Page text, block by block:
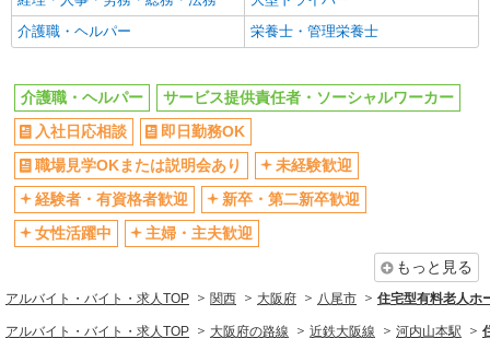
派遣社員
株式会社kotrio /●OS-H2-2161516
経験よりも人柄が大事！グループホーム
STAFF＊50代主婦も活躍中
時給1550円〜2187円 ＜日払い有/週払い有/交
通費全支給(ガソリン代含む)＞
週1日勤務OK
時間や曜日が選べる・シフト自由
平日のみ勤務OK
土日祝のみ勤務OK
夕方
夜
禁煙・分煙
車通勤OK
バイク通勤OK
自転車通勤OK
扶養内勤務OK
残業ほぼなし
副業・WワークOK
転勤なし
社会保険あり
産休・育休取得実績あり
各種手当（家族・役職・インセン
制服貸与
介護職・ヘルパー
栄養士・管理栄養士
介護職・ヘルパー
サービス提供責任者・ソーシャルワーカー
入社日応相談
即日勤務OK
職場見学OKまたは説明会あり
未経験歓迎
経験者・有資格者歓迎
新卒・第二新卒歓迎
女性活躍中
主婦・主夫歓迎
もっと見る
アルバイト・バイト・求人TOP 関西 大阪府 八尾市 住宅型有料老人ホ
アルバイト・バイト・求人TOP 大阪府の路線 近鉄大阪線 河内山本駅